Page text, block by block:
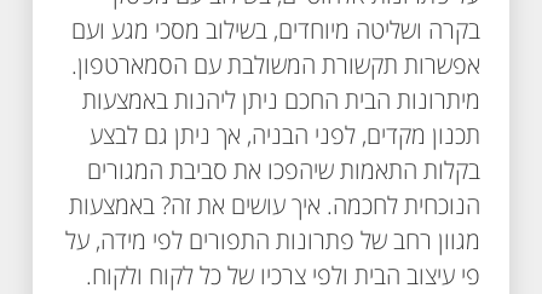
בקרה ושליטה מיוחדים, בשילוב מסכי מגע ועם
אפשרות תקשורת המשולבת עם הסמארטפון.
מיתרונות הבית החכם ניתן ליהנות באמצעות
תכנון מקדים, לפני הבניה, אך ניתן גם לבצע
בקלות התאמות שיהפכו את סביבת המגורים
הנוכחית לחכמה. איך עושים את זה? באמצעות
מגוון רחב של פתרונות התפורים לפי מידה, על
פי עיצוב הבית ולפי צרכיו של כל לקוח ולקוח.